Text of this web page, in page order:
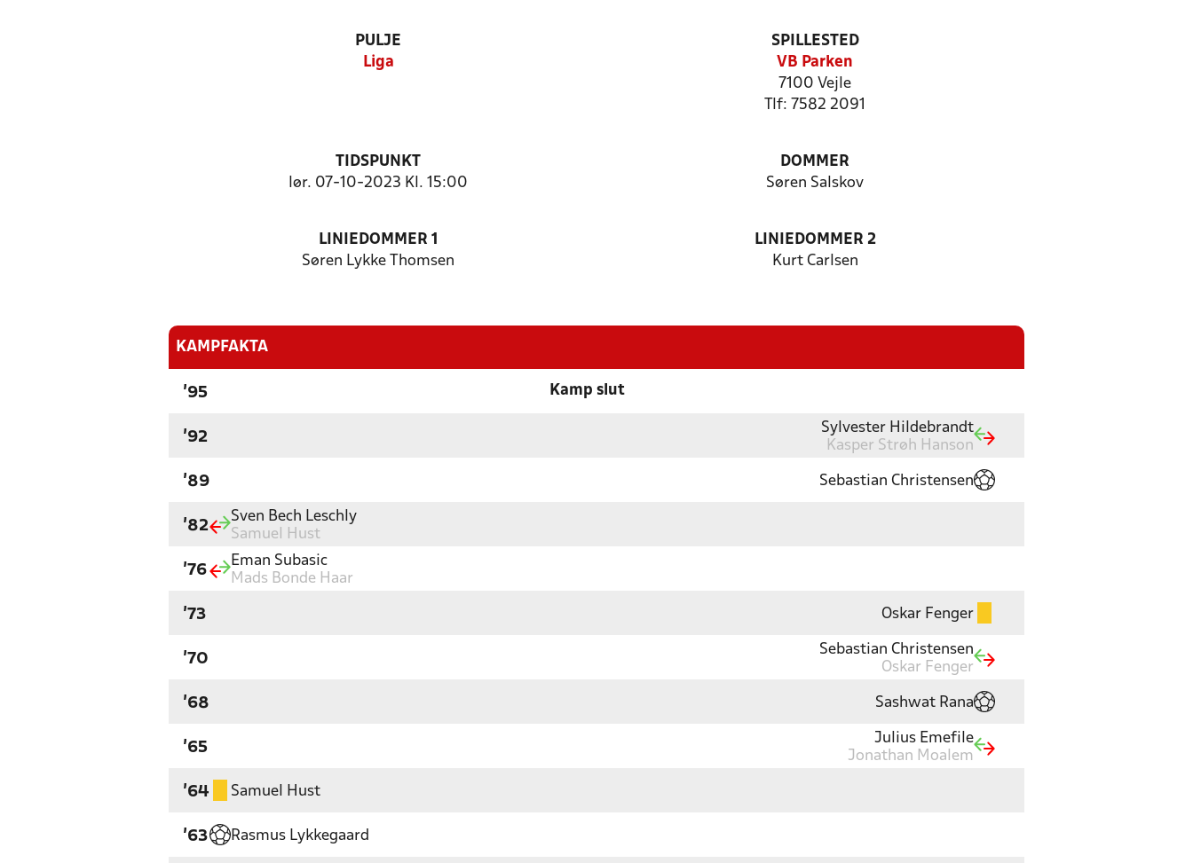
PULJE
Liga
SPILLESTED
VB Parken
7100 Vejle
Tlf: 7582 2091
TIDSPUNKT
lør. 07-10-2023 Kl. 15:00
DOMMER
Søren Salskov
LINIEDOMMER 1
Søren Lykke Thomsen
LINIEDOMMER 2
Kurt Carlsen
KAMPFAKTA
'95 Kamp slut
'92
Sylvester Hildebrandt
Kasper Strøh Hanson
'89 Sebastian Christensen
'82
Sven Bech Leschly
Samuel Hust
'76
Eman Subasic
Mads Bonde Haar
'73 Oskar Fenger
'70
Sebastian Christensen
Oskar Fenger
'68 Sashwat Rana
'65
Julius Emefile
Jonathan Moalem
'64 Samuel Hust
'63 Rasmus Lykkegaard